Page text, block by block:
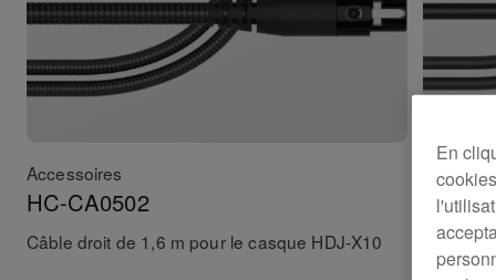
Accessoires
HC-CA0502
Câble droit de 1,6 m pour le casque HDJ-X10
HC-
Câble
En